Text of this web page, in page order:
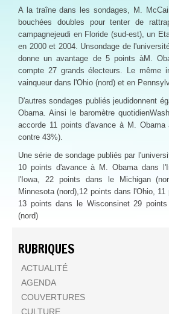
A la traîne dans les sondages, M.
bouchées doubles pour tenter de
campagnejeudi en Floride (sud-est), un
en 2000 et 2004. Unsondage de
donne un avantage de 5 points àM.
compte 27 grands électeurs. Le même
vainqueur dans l'Ohio (nord) et en
D'autres sondages publiés jeudidonnent
Obama. Ainsi le baromètre
accorde 11 points d'avance à M. Obama
contre 43%).
Une série de sondage publiés par
10 points d'avance à M. Obama dans
l'Iowa, 22 points dans le Michigan
Minnesota (nord),12 points dans l'Ohio, 11
13 points dans le Wisconsinet 29
(nord)
RUBRIQUES
ACTUALITÉ
AGENDA
COUVERTURES
CULTURE